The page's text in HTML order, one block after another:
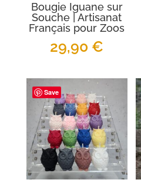
Bougie Iguane sur
Souche | Artisanat
Français pour Zoos
29,90 €
Save